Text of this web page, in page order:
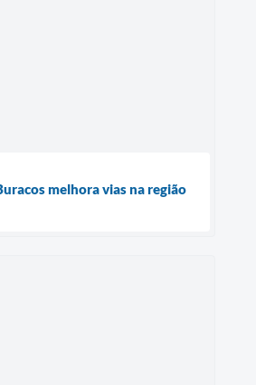
melhora vias na região